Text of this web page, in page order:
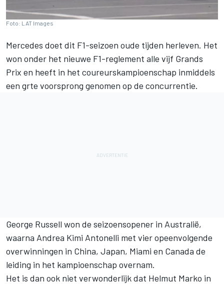
Foto: LAT Images
Mercedes doet dit F1-seizoen oude tijden herleven. Het
won onder het nieuwe F1-reglement alle vijf Grands
Prix en heeft in het coureurskampioenschap inmiddels
een grte voorsprong genomen op de concurrentie.
George Russell won de seizoensopener in Australië,
waarna Andrea Kimi Antonelli met vier opeenvolgende
overwinningen in China, Japan, Miami en Canada de
leiding in het kampioenschap overnam.
Het is dan ook niet verwonderlijk dat Helmut Marko in